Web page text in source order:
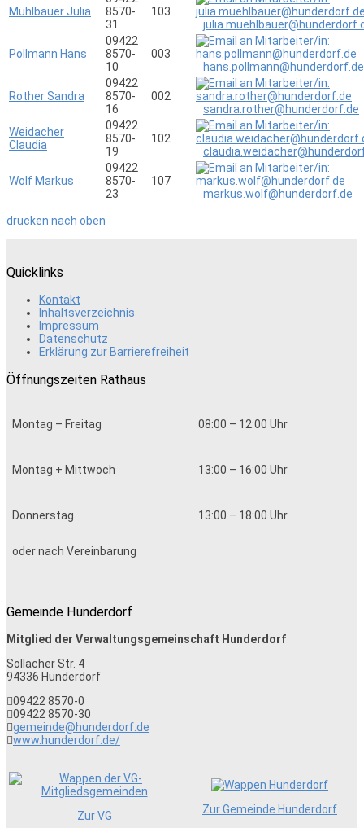
Mühlbauer Julia
8570-
31
103
Pollmann Hans
09422
8570-
10
003
hans.pollmann@hunderdorf.de
Rother Sandra
09422
8570-
16
002
sandra.rother@hunderdorf.de
Weidacher
Claudia
09422
8570-
19
102
Wolf Markus
09422
8570-
23
107
markus.wolf@hunderdorf.de
drucken nach oben
Quicklinks
Kontakt
Inhaltsverzeichnis
Impressum
Datenschutz
Erklärung zur Barrierefreiheit
Öffnungszeiten Rathaus
Montag – Freitag 08:00 – 12:00 Uhr
Montag + Mittwoch 13:00 – 16:00 Uhr
Donnerstag 13:00 – 18:00 Uhr
oder nach Vereinbarung
Gemeinde Hunderdorf
Mitglied der Verwaltungsgemeinschaft Hunderdorf
Sollacher Str. 4
94336 Hunderdorf
09422 8570-0
09422 8570-30
gemeinde@hunderdorf.de
www.hunderdorf.de/
Zur VG Zur Gemeinde Hunderdorf